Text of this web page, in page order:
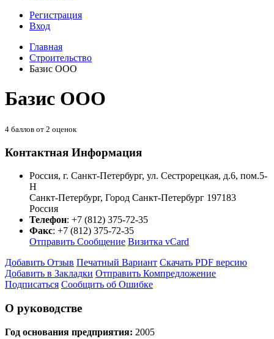
Регистрация
Вход
Главная
Строительство
Базис ООО
Базис ООО
4 баллов от 2 оценок
Контактная Информация
Россия, г. Санкт-Петербург, ул. Сестрорецкая, д.6, пом.5-
Н
Санкт-Петербург, Город Санкт-Петербург 197183
Россия
Телефон: +7 (812) 375-72-35
Факс: +7 (812) 375-72-35
Отправить Сообщение Визитка vCard
Добавить Отзыв Печатный Вариант Скачать PDF версию
Добавить в Закладки Отправить Компредложение
Подписаться Сообщить об Ошибке
О руководстве
Год основания предприятия: 2005